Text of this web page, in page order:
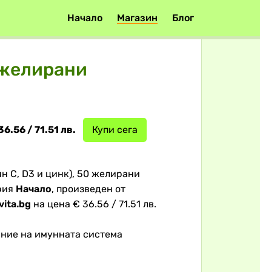
Начало Магазин Блог
Купи сега
/ 71.51 лв.
С, D3 и цинк), 50 желирани
Начало, произведен от
на цена € 36.56 / 71.51 лв.
на имунната система